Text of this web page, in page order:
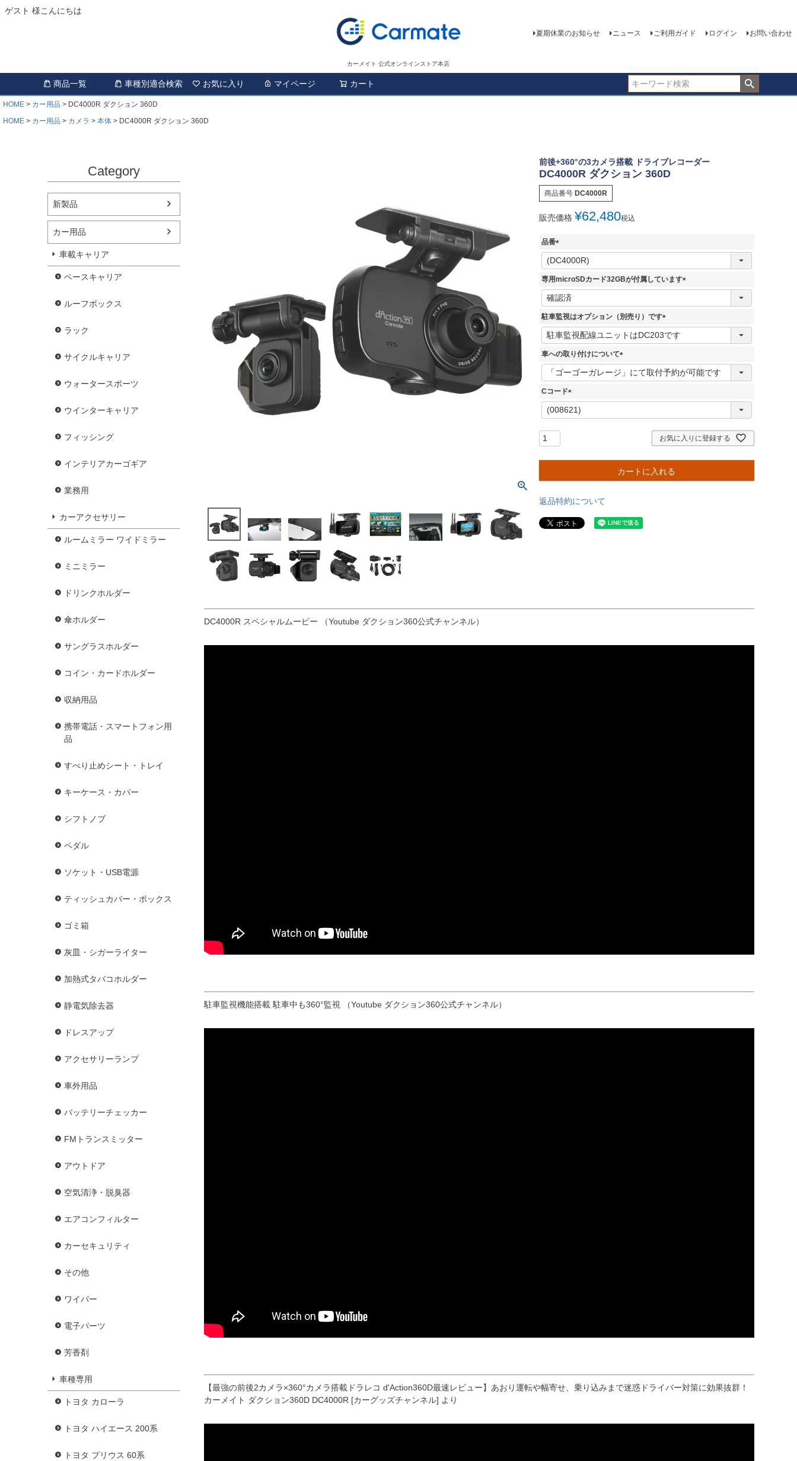
ゲスト 様こんにちは
カーメイト 公式オンラインストア本店
夏期休業のお知らせ ニュース ご利用ガイド ログイン お問い合わせ
商品一覧 車種別適合検索 お気に入り マイページ カート
HOME カー用品
DC4000R ダクション 360D
HOME
カー用品 カメラ 本体 DC4000R ダクション 360D
Category
新製品
カー用品
車載キャリア
ベースキャリア
ルーフボックス
ラック
サイクルキャリア
ウォータースポーツ
ウインターキャリア
フィッシング
インテリアカーゴギア
業務用
カーアクセサリー
ルームミラー ワイドミラー
ミニミラー
ドリンクホルダー
傘ホルダー
サングラスホルダー
コイン・カードホルダー
収納用品
携帯電話・スマートフォン用
品
すべり止めシート・トレイ
キーケース・カバー
シフトノブ
ペダル
ソケット・USB電源
ティッシュカバー・ボックス
ゴミ箱
灰皿・シガーライター
加熱式タバコホルダー
静電気除去器
ドレスアップ
アクセサリーランプ
車外用品
バッテリーチェッカー
FMトランスミッター
アウトドア
空気清浄・脱臭器
エアコンフィルター
カーセキュリティ
その他
ワイパー
電子パーツ
芳香剤
車種専用
トヨタ カローラ
トヨタ ハイエース 200系
トヨタ プリウス 60系
前後+360°の3カメラ搭載 ドライブレコーダー
DC4000R ダクション 360D
商品番号 DC4000R
販売価格 ¥62,480税込
品番
(
必
須
専用microSDカード32GBが付属しています
(
駐車監視はオプション（別売り）です
(
必
車への取り付けについて
(
必
Cコード
(
必
お気に入りに登録する
カートに入れる
返品特約について
DC4000R スペシャルムービー （Youtube ダクション360公式チャンネル）
駐車監視機能搭載 駐車中も360°監視 （Youtube ダクション360公式チャンネル）
【最強の前後2カメラ×360°カメラ搭載ドラレコ d'Action360D最速レビュー】あおり運転や幅寄せ、乗り込みまで迷惑ドライバー対策に効果抜群！
カーメイト ダクション360D DC4000R [カーグッズチャンネル] より